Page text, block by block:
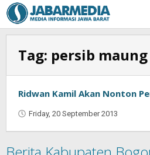
Skip
to
content
Tag: persib
Ridwan Kamil Akan Nonton
Friday, 20 September 2013